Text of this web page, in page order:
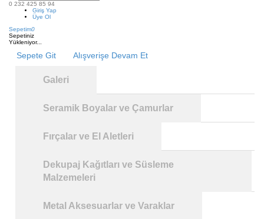
0 232 425 85 94
Giriş Yap
Üye Ol
Sepetim0
Sepetiniz
Yükleniyor...
Sepete Git Alışverişe Devam Et
Galeri
Seramik Boyalar ve Çamurlar
Fırçalar ve El Aletleri
Dekupaj Kağıtları ve Süsleme
Malzemeleri
Metal Aksesuarlar ve Varaklar